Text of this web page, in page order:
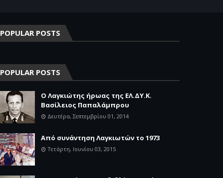
POPULAR POSTS
POPULAR POSTS
Ο Λαγκιώτης ήρωας της ΕΛ.ΔΥ.Κ.
Βασίλειος Παπαλάμπρου
Δευτέρα, Σεπτεμβρίου 01, 2014
Aπό συνάντηση Λαγκιωτών το 1973
Τετάρτη, Ιουνίου 03, 2015